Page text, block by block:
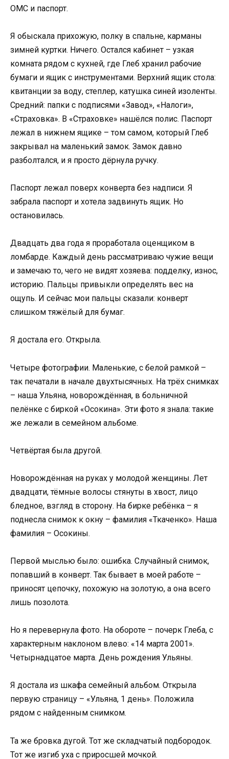
ОМС и паспорт.
Я обыскала прихожую, полку в спальне, карманы
зимней куртки. Ничего. Остался кабинет – узкая
комната рядом с кухней, где Глеб хранил рабочие
бумаги и ящик с инструментами. Верхний ящик стола:
квитанции за воду, степлер, катушка синей изоленты.
Средний: папки с подписями «Завод», «Налоги»,
«Страховка». В «Страховке» нашёлся полис. Паспорт
лежал в нижнем ящике – том самом, который Глеб
закрывал на маленький замок. Замок давно
разболтался, и я просто дёрнула ручку.
Паспорт лежал поверх конверта без надписи. Я
забрала паспорт и хотела задвинуть ящик. Но
остановилась.
Двадцать два года я проработала оценщиком в
ломбарде. Каждый день рассматриваю чужие вещи
и замечаю то, чего не видят хозяева: подделку, износ,
историю. Пальцы привыкли определять вес на
ощупь. И сейчас мои пальцы сказали: конверт
слишком тяжёлый для бумаг.
Я достала его. Открыла.
Четыре фотографии. Маленькие, с белой рамкой –
так печатали в начале двухтысячных. На трёх снимках
– наша Ульяна, новорождённая, в больничной
пелёнке с биркой «Осокина». Эти фото я знала: такие
же лежали в семейном альбоме.
Четвёртая была другой.
Новорождённая на руках у молодой женщины. Лет
двадцати, тёмные волосы стянуты в хвост, лицо
бледное, взгляд в сторону. На бирке ребёнка – я
поднесла снимок к окну – фамилия «Ткаченко». Наша
фамилия – Осокины.
Первой мыслью было: ошибка. Случайный снимок,
попавший в конверт. Так бывает в моей работе –
приносят цепочку, похожую на золотую, а она всего
лишь позолота.
Но я перевернула фото. На обороте – почерк Глеба, с
характерным наклоном влево: «14 марта 2001».
Четырнадцатое марта. День рождения Ульяны.
Я достала из шкафа семейный альбом. Открыла
первую страницу – «Ульяна, 1 день». Положила
рядом с найденным снимком.
Та же бровка дугой. Тот же складчатый подбородок.
Тот же изгиб уха с приросшей мочкой.